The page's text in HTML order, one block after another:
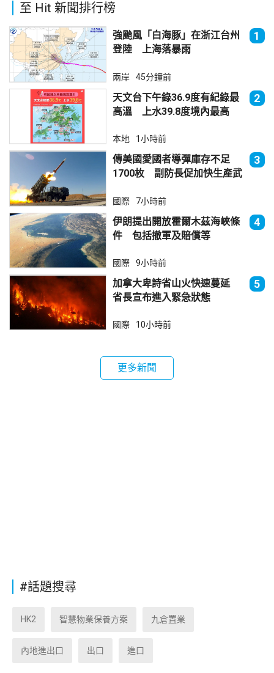
至 Hit 新聞排行榜
強颱風「白海豚」在浙江台州
登陸 上海落暴雨
1
兩岸 45分鐘前
天文台下午錄36.9度有紀錄最
高溫 上水39.8度境內最高
2
本地 1小時前
傳美國愛國者導彈庫存不足
1700枚 副防長促加快生產武
3
國際 7小時前
伊朗提出開放霍爾木茲海峽條
件 包括撤軍及賠償等
4
國際 9小時前
加拿大卑詩省山火快速蔓延
省長宣布進入緊急狀態
5
國際 10小時前
更多新聞
#話題搜尋
HK2 智慧物業保養方案 九倉置業
內地進出口 出口 進口